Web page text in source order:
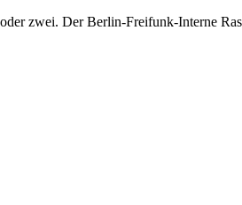
zwei. Der Berlin-Freifunk-Interne